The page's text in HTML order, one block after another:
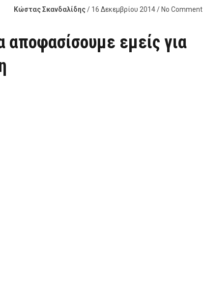
Κώστας Σκανδαλίδης/ 16 Δεκεμβρίου 2014 / No Comment
εμείς για